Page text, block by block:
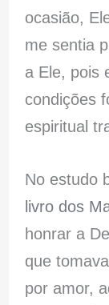
ocasião,
me sentia
a Ele, pois
condições
espiritual
No estudo
livro dos
honrar a
que
por amor,